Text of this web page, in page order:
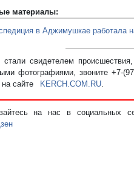
материалы:
в Аджимушкае работала
свидетелем
фотографиями, звоните +7-
на сайте
KERCH.COM.RU.
на нас в социальных